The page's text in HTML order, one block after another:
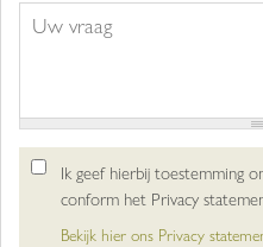
Ik geef hierbij toestemming
conform het Privacy
Bekijk hier ons Privacy